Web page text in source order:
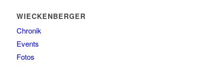
WIECKENBERGER
Chronik
Events
Fotos